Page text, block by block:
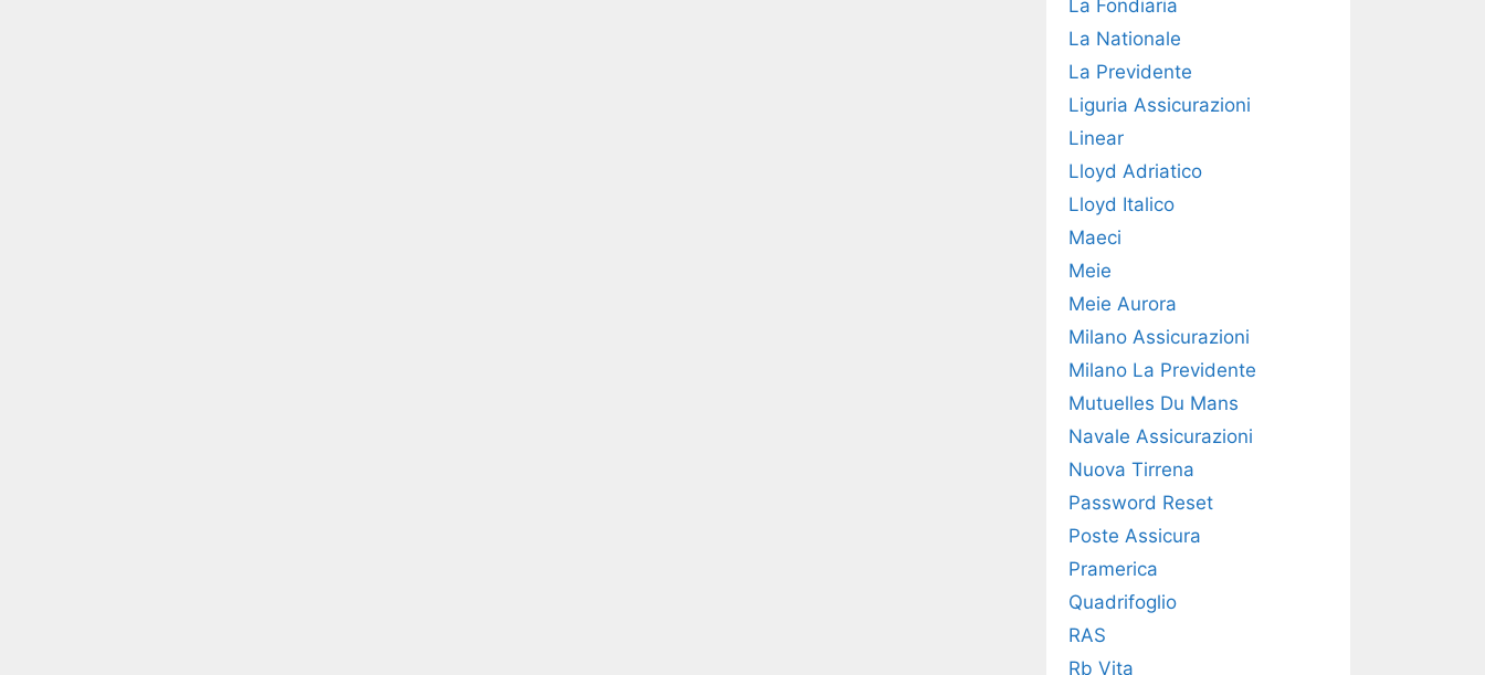
La Fondiaria
La Nationale
La Previdente
Liguria Assicurazioni
Linear
Lloyd Adriatico
Lloyd Italico
Maeci
Meie
Meie Aurora
Milano Assicurazioni
Milano La Previdente
Mutuelles Du Mans
Navale Assicurazioni
Nuova Tirrena
Password Reset
Poste Assicura
Pramerica
Quadrifoglio
RAS
Rb Vita